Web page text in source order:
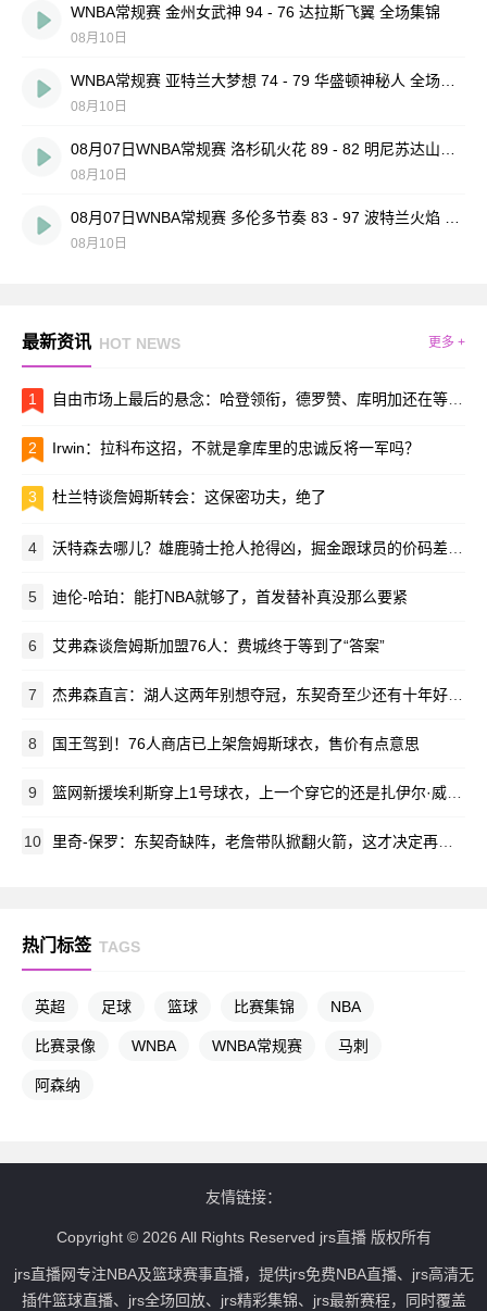
WNBA常规赛 金州女武神 94 - 76 达拉斯飞翼 全场集锦
08月10日
08月10日
08月10日
08月10日
最新资讯 HOT NEWS 更多 +
1 自由市场上最后的悬念：哈登领衔，德罗赞、库明加还在等谁？
2 Irwin：拉科布这招，不就是拿库里的忠诚反将一军吗？
3 杜兰特谈詹姆斯转会：这保密功夫，绝了
4 沃特森去哪儿？雄鹿骑士抢人抢得凶，掘金跟球员的价码差得有点远
5 迪伦-哈珀：能打NBA就够了，首发替补真没那么要紧
6 艾弗森谈詹姆斯加盟76人：费城终于等到了“答案”
7 杰弗森直言：湖人这两年别想夺冠，东契奇至少还有十年好光景
8 国王驾到！76人商店已上架詹姆斯球衣，售价有点意思
9 篮网新援埃利斯穿上1号球衣，上一个穿它的还是扎伊尔·威廉姆斯
10 里奇-保罗：东契奇缺阵，老詹带队掀翻火箭，这才决定再打一年
热门标签 TAGS
英超 足球 篮球 比赛集锦 NBA
比赛录像 WNBA WNBA常规赛 马刺
阿森纳
友情链接：
Copyright © 2026 All Rights Reserved jrs直播 版权所有
jrs直播网专注NBA及篮球赛事直播，提供jrs免费NBA直播、jrs高清无
插件篮球直播、jrs全场回放、jrs精彩集锦、jrs最新赛程，同时覆盖